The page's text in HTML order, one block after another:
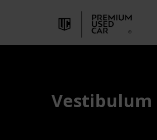
Vestibulum